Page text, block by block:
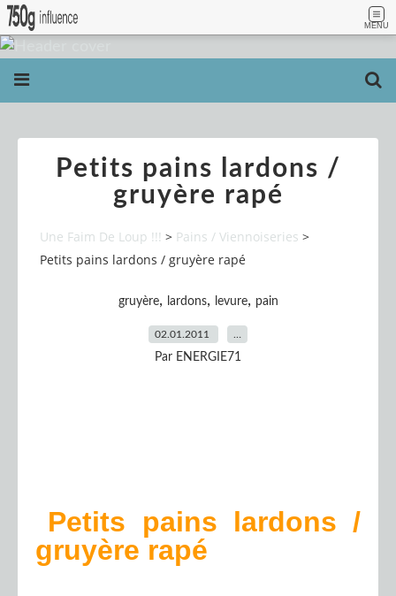
MENU
Petits pains lardons /
gruyère rapé
Une Faim De Loup !!! > Pains / Viennoiseries >
Petits pains lardons / gruyère rapé
gruyère, lardons, levure, pain
02.01.2011
Par ENERGIE71
Petits pains lardons /
gruyère rapé